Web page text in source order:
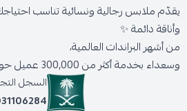
يقدّم ملابس رجالية ونسائية تناسب
وأناقة دائمة ✨
من أشهر البراندات العالمية،
وسعداء بخدمة أكثر من 300,000 عميل حول المملكة.
السجل